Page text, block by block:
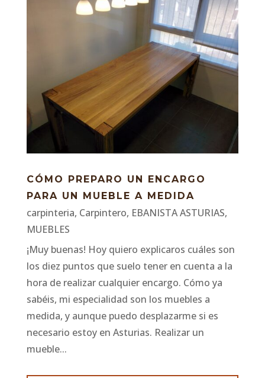
CÓMO PREPARO UN ENCARGO
PARA UN MUEBLE A MEDIDA
carpinteria, Carpintero, EBANISTA ASTURIAS,
MUEBLES
¡Muy buenas! Hoy quiero explicaros cuáles son
los diez puntos que suelo tener en cuenta a la
hora de realizar cualquier encargo. Cómo ya
sabéis, mi especialidad son los muebles a
medida, y aunque puedo desplazarme si es
necesario estoy en Asturias. Realizar un
mueble...